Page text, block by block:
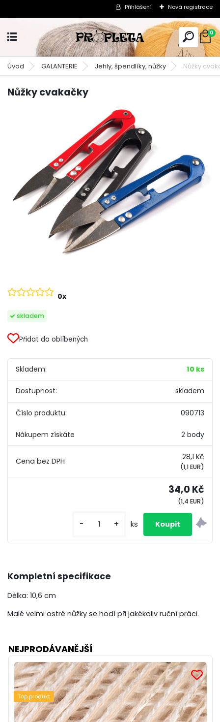
Přihlášení Nová registrace
0
Úvod GALANTERIE Jehly, špendlíky, nůžky Nůžky
Nůžky cvakačky
skladem
0x
Přidat do oblíbených
Skladem: 10 ks
Dostupnost: skladem
Číslo produktu: 090713
Nákupem získáte 2 body
28,1 Kč
(1,1 EUR)
34,0 Kč
(1,4 EUR)
- + ks
Kompletní specifikace
Délka: 10,6 cm
Malé velmi ostré nůžky se hodí při jakékoliv ruční práci.
NEJPRODÁVANĚJŠÍ
Top produkt